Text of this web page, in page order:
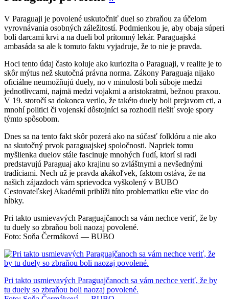
V Paraguaji je povolené uskutočniť duel so zbraňou za účelom
vyrovnávania osobných záležitostí. Podmienkou je, aby obaja súperi
boli darcami krvi a na dueli bol prítomný lekár. Paraguajská
ambasáda sa ale k tomuto faktu vyjadruje, že to nie je pravda.
Hoci tento údaj často koluje ako kuriozita o Paraguaji, v realite je to
skôr mýtus než skutočná právna norma. Zákony Paraguaja nijako
oficiálne neumožňujú duely, no v minulosti boli súboje medzi
jednotlivcami, najmä medzi vojakmi a aristokratmi, bežnou praxou.
V 19. storočí sa dokonca verilo, že takéto duely boli prejavom cti, a
mnohí politici či vojenskí dôstojníci sa rozhodli riešiť svoje spory
týmto spôsobom.
Dnes sa na tento fakt skôr pozerá ako na súčasť folklóru a nie ako
na skutočný prvok paraguajskej spoločnosti. Napriek tomu
myšlienka duelov stále fascinuje mnohých ľudí, ktorí si radi
predstavujú Paraguaj ako krajinu so zvláštnymi a nevšednými
tradíciami. Nech už je pravda akákoľvek, faktom ostáva, že na
našich zájazdoch vám sprievodca vyškolený v BUBO
Cestovateľskej Akadémii priblíži túto problematiku ešte viac do
hĺbky.
Pri takto usmievavých Paraguajčanoch sa vám nechce veriť, že by
tu duely so zbraňou boli naozaj povolené.
Foto: Soňa Čermáková — BUBO
Pri takto usmievavých Paraguajčanoch sa vám nechce veriť, že by
tu duely so zbraňou boli naozaj povolené.